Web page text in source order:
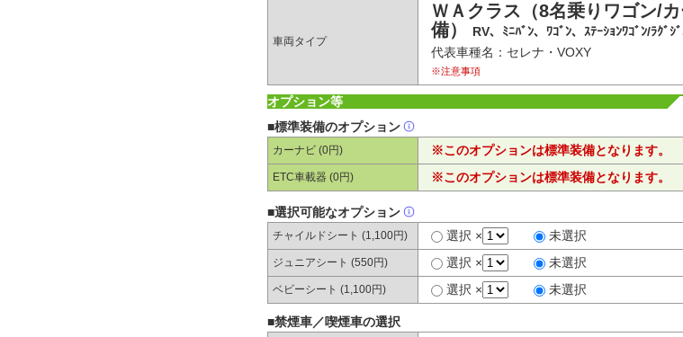
車両タイプ
ＷＡクラス（8名乗りワゴン/
備）
RV、ﾐﾆﾊﾞﾝ、ﾜｺﾞﾝ、ｽﾃｰｼｮﾝﾜｺﾞﾝ/ﾗｸﾞｼ
代表車種名：セレナ・VOXY
※注意事項
オプション等
■標準装備のオプション
カーナビ (0円) ※このオプションは標準装備となります。
ETC車載器 (0円) ※このオプションは標準装備となります。
■選択可能なオプション
チャイルドシート (1,100円) 選択 × 未選択
ジュニアシート (550円) 選択 × 未選択
ベビーシート (1,100円) 選択 × 未選択
■禁煙車／喫煙車の選択